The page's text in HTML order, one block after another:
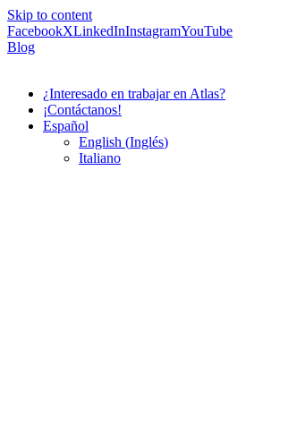
Skip to content
FacebookXLinkedInInstagramYouTube
Blog
¿Interesado en trabajar en Atlas?
¡Contáctanos!
Español
English (Inglés)
Italiano